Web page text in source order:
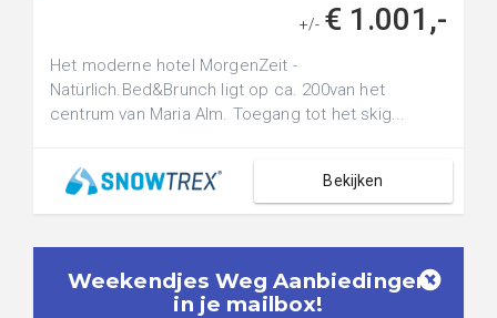
+/- € 1.001,-
Het moderne hotel MorgenZeit -
Natürlich.Bed&Brunch ligt op ca. 200van het
centrum van Maria Alm. Toegang tot het skig...
Bekijken
Weekendjes Weg Aanbiedingen
in je mailbox!